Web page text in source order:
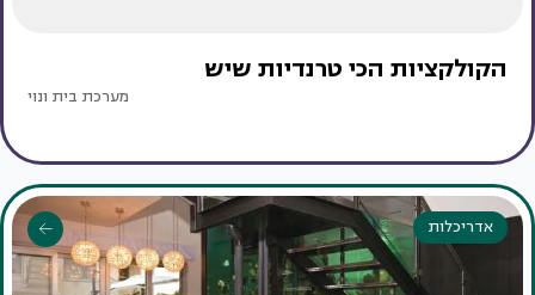
הקולקציות הכי טרנדיות שיש
מערכת בית ונוי
אדריכלות